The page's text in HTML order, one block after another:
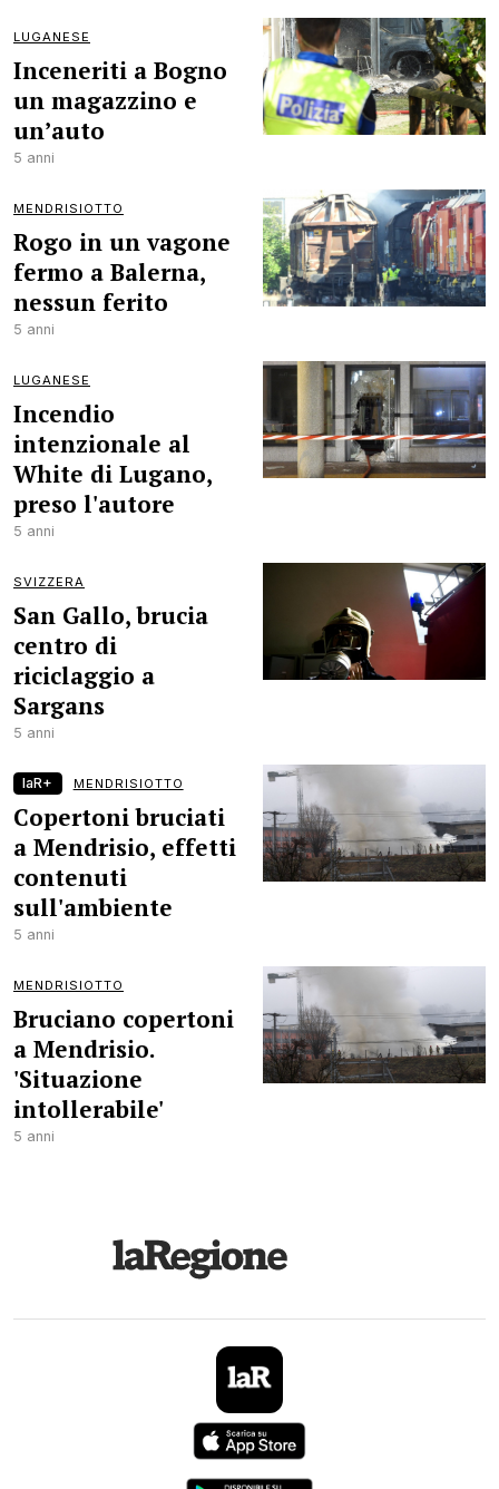
LUGANESE
Inceneriti a Bogno
un magazzino e
un’auto
5 anni
MENDRISIOTTO
Rogo in un vagone
fermo a Balerna,
nessun ferito
5 anni
LUGANESE
Incendio
intenzionale al
White di Lugano,
preso l'autore
5 anni
SVIZZERA
San Gallo, brucia
centro di
riciclaggio a
Sargans
5 anni
laR+ MENDRISIOTTO
Copertoni bruciati
a Mendrisio, effetti
contenuti
sull'ambiente
5 anni
MENDRISIOTTO
Bruciano copertoni
a Mendrisio.
'Situazione
intollerabile'
5 anni